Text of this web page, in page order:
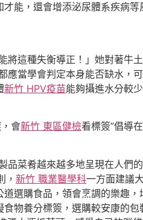
能，還會增添泌尿體系疾病
這種失衡導正！」她對著牛
應當學會判定本身能否缺水
新竹 HPV疫苗能夠攝進水分較
會新竹 東區健檢看標簽”倡導
菜肴越來越多地呈現在人們的
， 新竹 職業醫學科一方面建議
選購食品，領會烹調的樂趣
物養分標簽，選購較安康的